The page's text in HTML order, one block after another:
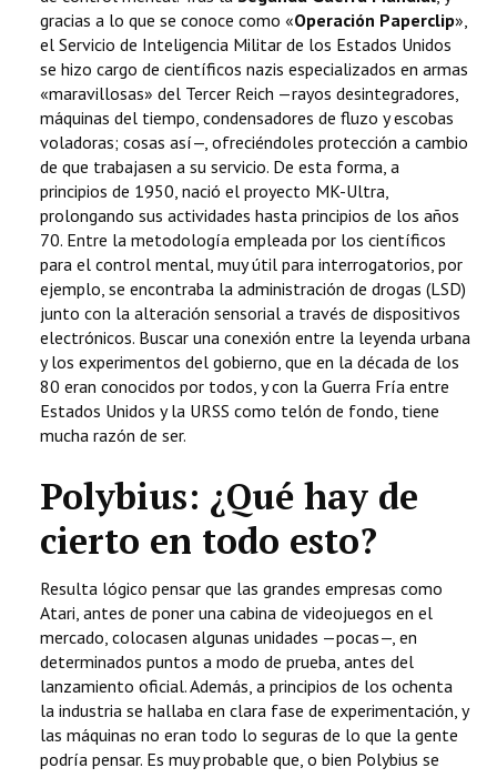
gracias a lo que se conoce como «Operación Paperclip»,
el Servicio de Inteligencia Militar de los Estados Unidos
se hizo cargo de científicos nazis especializados en armas
«maravillosas» del Tercer Reich —rayos desintegradores,
máquinas del tiempo, condensadores de fluzo y escobas
voladoras; cosas así—, ofreciéndoles protección a cambio
de que trabajasen a su servicio. De esta forma, a
principios de 1950, nació el proyecto MK-Ultra,
prolongando sus actividades hasta principios de los años
70. Entre la metodología empleada por los científicos
para el control mental, muy útil para interrogatorios, por
ejemplo, se encontraba la administración de drogas (LSD)
junto con la alteración sensorial a través de dispositivos
electrónicos. Buscar una conexión entre la leyenda urbana
y los experimentos del gobierno, que en la década de los
80 eran conocidos por todos, y con la Guerra Fría entre
Estados Unidos y la URSS como telón de fondo, tiene
mucha razón de ser.
Polybius: ¿Qué hay de
cierto en todo esto?
Resulta lógico pensar que las grandes empresas como
Atari, antes de poner una cabina de videojuegos en el
mercado, colocasen algunas unidades —pocas—, en
determinados puntos a modo de prueba, antes del
lanzamiento oficial. Además, a principios de los ochenta
la industria se hallaba en clara fase de experimentación, y
las máquinas no eran todo lo seguras de lo que la gente
podría pensar. Es muy probable que, o bien Polybius se